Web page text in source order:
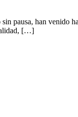
pausa, han venido
[…]